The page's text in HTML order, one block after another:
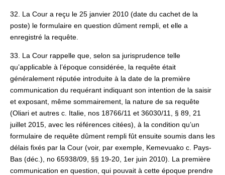
32. La Cour a reçu le 25 janvier 2010 (date du cachet de la
poste) le formulaire en question dûment rempli, et elle a
enregistré la requête.
33. La Cour rappelle que, selon sa jurisprudence telle
qu’applicable à l’époque considérée, la requête était
généralement réputée introduite à la date de la première
communication du requérant indiquant son intention de la saisir
et exposant, même sommairement, la nature de sa requête
(Oliari et autres c. Italie, nos 18766/11 et 36030/11, § 89, 21
juillet 2015, avec les références citées), à la condition qu’un
formulaire de requête dûment rempli fût ensuite soumis dans les
délais fixés par la Cour (voir, par exemple, Kemevuako c. Pays-
Bas (déc.), no 65938/09, §§ 19‑20, 1er juin 2010). La première
communication en question, qui pouvait à cette époque prendre